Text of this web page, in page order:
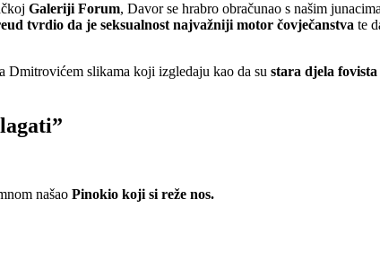
Galeriji Forum, Davor se hrabro obračunao s našim
tvrdio da je seksualnost najvažniji motor čovječanstva te
Dmitrovićem slikama koji izgledaju kao da su stara djela
našao Pinokio koji si reže nos.